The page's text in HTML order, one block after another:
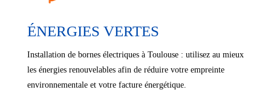
ÉNERGIES VERTES
Installation de bornes électriques à Toulouse : utilisez au mieux
les énergies renouvelables afin de réduire votre empreinte
environnementale et votre facture énergétique.